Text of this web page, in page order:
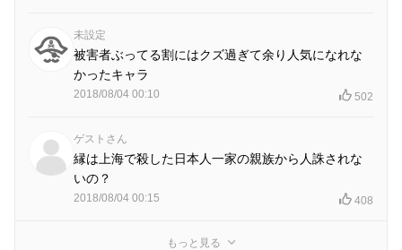
未設定
被害者ぶってる割にはクズ過ぎて余り人気になれな
かったキャラ
2018/08/04 00:10 502
ゲストさん
縁は上海で殺した日本人一家の親族から人誅されな
いの？
2018/08/04 00:15 408
もっと見る